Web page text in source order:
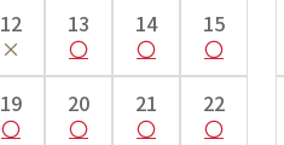
12 13 14 15
19 20 21 22